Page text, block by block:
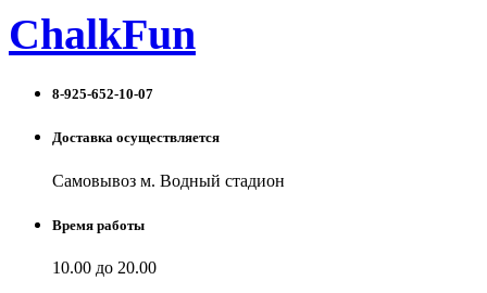
ChalkFun
8-925-652-10-07
Доставка осуществляется
Самовывоз м. Водный стадион
Время работы
10.00 до 20.00